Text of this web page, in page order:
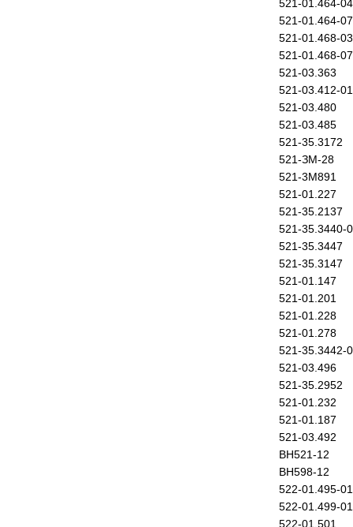
521-01.464-04
521-01.464-07
521-01.468-03
521-01.468-07
521-03.363
521-03.412-01
521-03.480
521-03.485
521-35.3172
521-ЗМ-28
521-3М891
521-01.227
521-35.2137
521-35.3440-
521-35.3447
521-35.3147
521-01.147
521-01.201
521-01.228
521-01.278
521-35.3442-
521-03.496
521-35.2952
521-01.232
521-01.187
521-03.492
ВН521-12
ВН598-12
522-01.495-01
522-01.499-01
522-01.501